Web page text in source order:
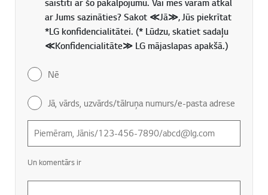
ar Jums sazināties? Sakot ≪Jā≫, Jūs piekrītat
*LG konfidencialitātei. (* Lūdzu, skatiet sadaļu
≪Konfidencialitāte≫ LG mājaslapas apakšā.)
Nē
Jā, vārds, uzvārds/tālruņa numurs/e-pasta adrese
Un komentārs ir